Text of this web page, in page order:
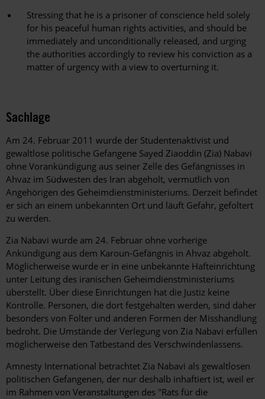
Stressing that he is a prisoner of conscience held solely
for his peaceful human rights activities, and should be
immediately and unconditionally released, and urging
the authorities accordingly to review his conviction as a
matter of urgency with a view to overturning it.
Sachlage
Am 24. Februar 2011 wurde der Studentenaktivist und
gewaltlose politische Gefangene Sayed Ziaoddin (Zia) Nabavi
ohne Vorankündigung aus seiner Zelle des Gefängnisses in
Ahvaz im Südwesten des Iran abgeholt, vermutlich von
Angehörigen des Geheimdienstministeriums. Derzeit befindet
er sich an einem unbekannten Ort und läuft Gefahr, gefoltert
zu werden.
Zia Nabavi wurde am 24. Februar ohne vorherige
Ankündigung aus dem Karoun-Gefängnis in Ahvaz abgeholt.
Möglicherweise wurde er in eine unbekannte Hafteinrichtung
unter Leitung des iranischen Geheimdienstministeriums
überstellt. Über diese Einrichtungen hat die Justiz keine
Kontrolle. Personen, die dort festgehalten werden, sind daher
besonders von Folter und anderen Formen der Misshandlung
bedroht. Die Umstände der Verlegung von Zia Nabavi erfüllen
möglicherweise den Tatbestand des Verschwindenlassens.
Amnesty International betrachtet Zia Nabavi als gewaltlosen
politischen Gefangenen, der nur deshalb inhaftiert ist, weil er
im Rahmen von Veranstaltungen des "Rats für die